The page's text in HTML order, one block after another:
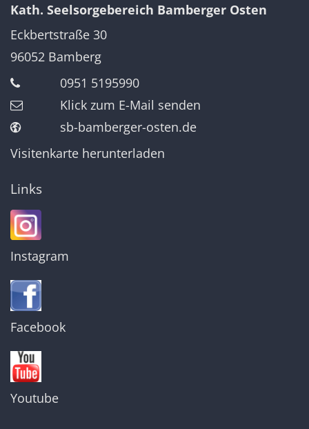
Kath. Seelsorgebereich Bamberger Osten
Eckbertstraße 30
96052 Bamberg
0951 5195990
Klick zum E-Mail senden
sb-bamberger-osten.de
Visitenkarte herunterladen
Links
Instagram
Facebook
Youtube